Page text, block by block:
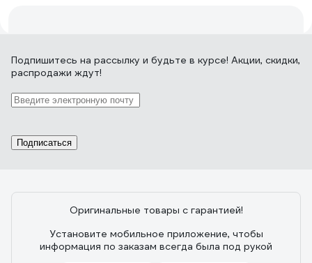
Отзыв о Champion ST656
Zee Oleg
Отличное качество сборки, низкая цена,
29 отзывов
Подпишитесь на рассылку и будьте в курсе! Акции, скидки,
распродажи ждут!
Подписаться
Оригинальные товары с гарантией!
Установите мобильное приложение, чтобы
информация по заказам всегда была под рукой